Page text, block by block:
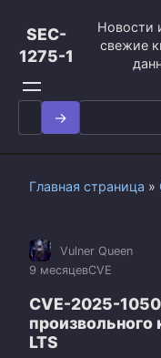
контенту
SEC-
1275-1
Новости
свежие
Search
for:
Главная страница »
Vulner Queen
9 месяцевCVE
CVE-2025-
произвольного
LTS